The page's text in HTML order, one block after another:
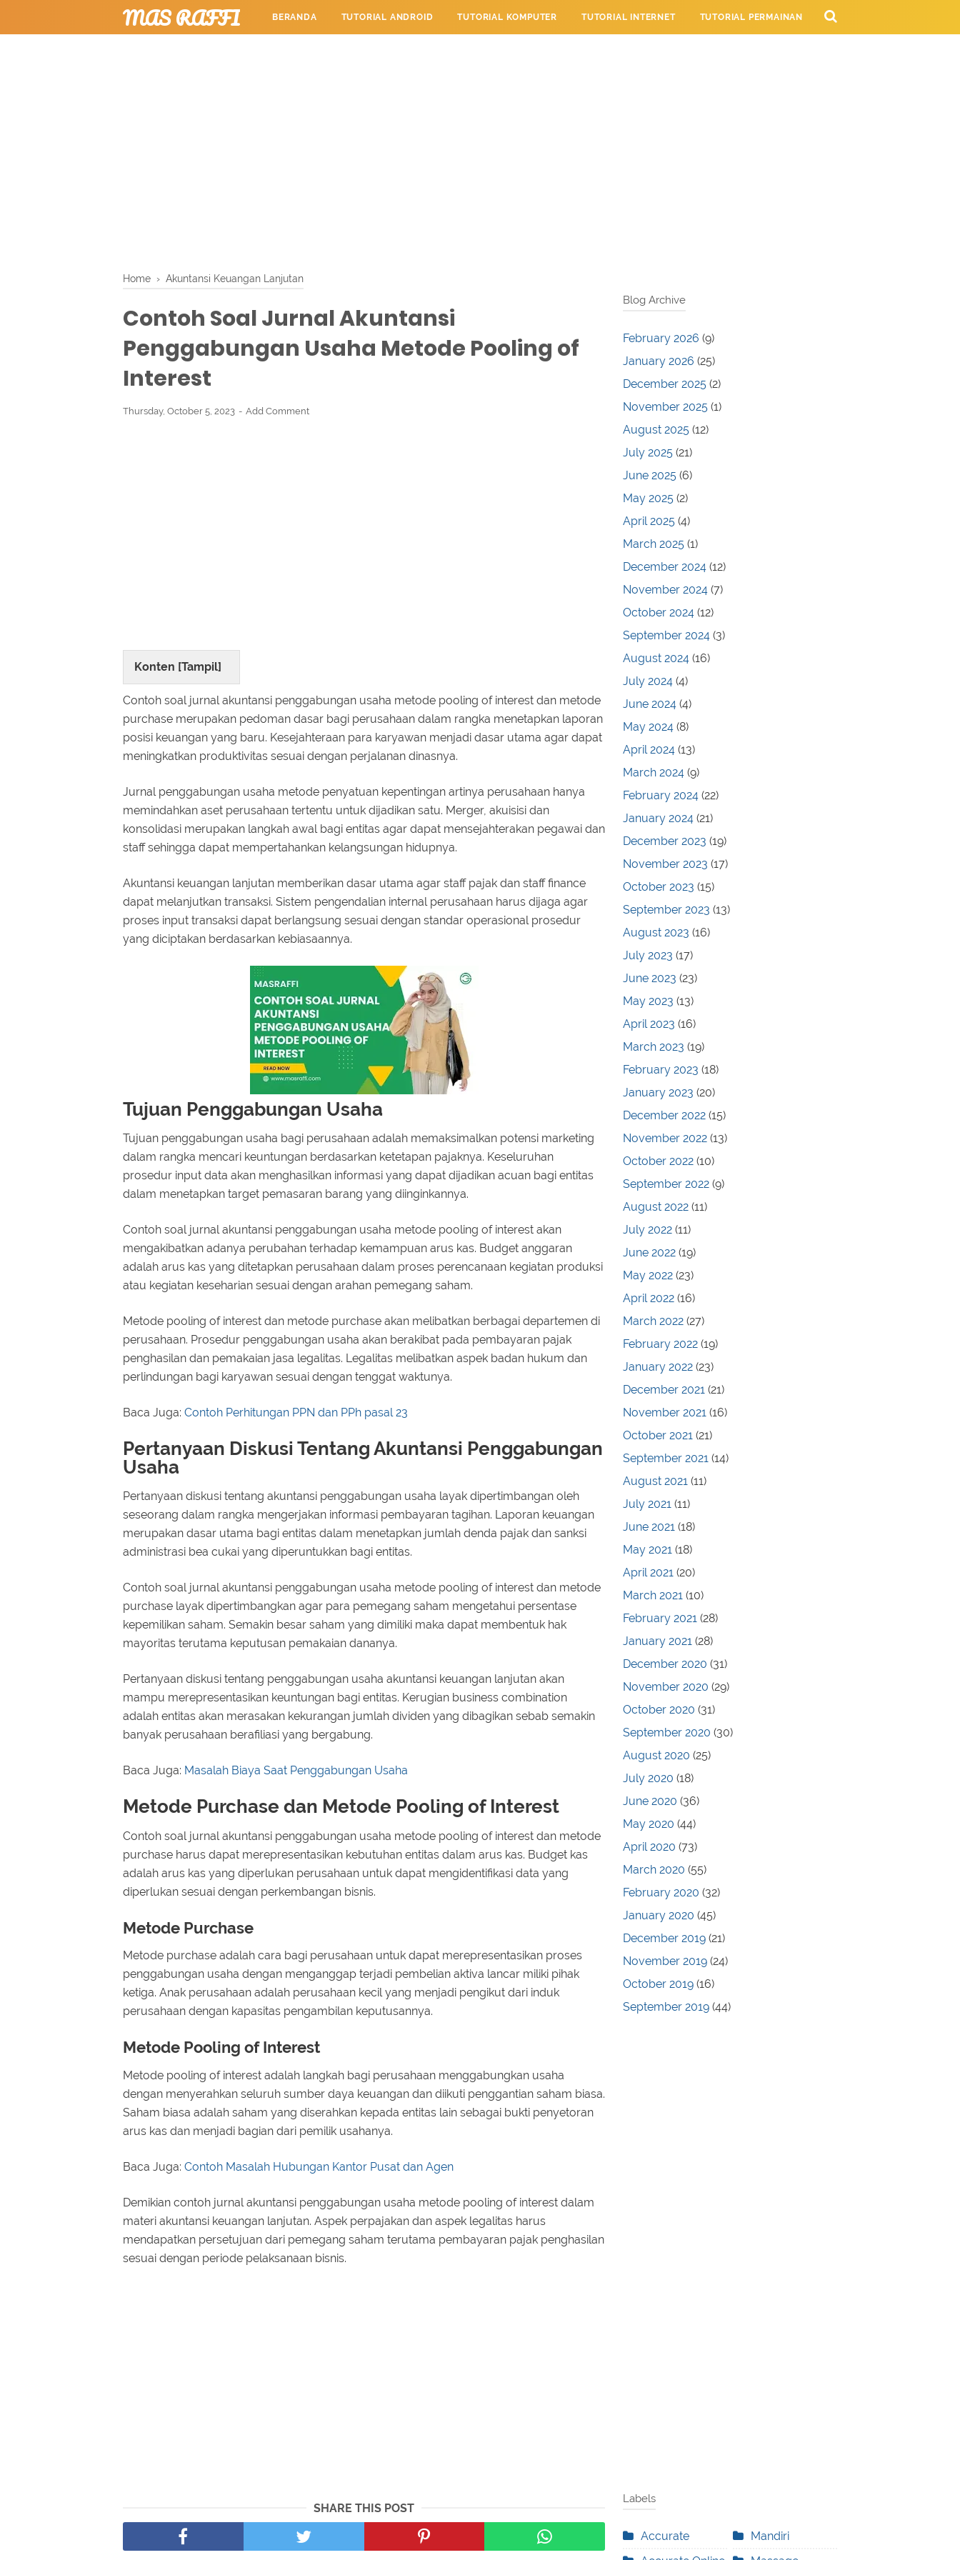
MAS RAFFI BERANDA TUTORIAL ANDROID TUTORIAL KOMPUTER TUTORIAL INTERNET TUTORIAL PERMAINAN
Home › Akuntansi Keuangan Lanjutan
Contoh Soal Jurnal Akuntansi
Penggabungan Usaha Metode Pooling of
Interest
Thursday, October 5, 2023 Add Comment
Konten [Tampil]
Contoh soal jurnal akuntansi penggabungan usaha metode pooling of interest dan metode
purchase merupakan pedoman dasar bagi perusahaan dalam rangka menetapkan laporan
posisi keuangan yang baru. Kesejahteraan para karyawan menjadi dasar utama agar dapat
meningkatkan produktivitas sesuai dengan perjalanan dinasnya.
Jurnal penggabungan usaha metode penyatuan kepentingan artinya perusahaan hanya
memindahkan aset perusahaan tertentu untuk dijadikan satu. Merger, akuisisi dan
konsolidasi merupakan langkah awal bagi entitas agar dapat mensejahterakan pegawai dan
staff sehingga dapat mempertahankan kelangsungan hidupnya.
Akuntansi keuangan lanjutan memberikan dasar utama agar staff pajak dan staff finance
dapat melanjutkan transaksi. Sistem pengendalian internal perusahaan harus dijaga agar
proses input transaksi dapat berlangsung sesuai dengan standar operasional prosedur
yang diciptakan berdasarkan kebiasaannya.
Tujuan Penggabungan Usaha
Tujuan penggabungan usaha bagi perusahaan adalah memaksimalkan potensi marketing
dalam rangka mencari keuntungan berdasarkan ketetapan pajaknya. Keseluruhan
prosedur input data akan menghasilkan informasi yang dapat dijadikan acuan bagi entitas
dalam menetapkan target pemasaran barang yang diinginkannya.
Contoh soal jurnal akuntansi penggabungan usaha metode pooling of interest akan
mengakibatkan adanya perubahan terhadap kemampuan arus kas. Budget anggaran
adalah arus kas yang ditetapkan perusahaan dalam proses perencanaan kegiatan produksi
atau kegiatan keseharian sesuai dengan arahan pemegang saham.
Metode pooling of interest dan metode purchase akan melibatkan berbagai departemen di
perusahaan. Prosedur penggabungan usaha akan berakibat pada pembayaran pajak
penghasilan dan pemakaian jasa legalitas. Legalitas melibatkan aspek badan hukum dan
perlindungan bagi karyawan sesuai dengan tenggat waktunya.
Baca Juga: Contoh Perhitungan PPN dan PPh pasal 23
Pertanyaan Diskusi Tentang Akuntansi Penggabungan
Usaha
Pertanyaan diskusi tentang akuntansi penggabungan usaha layak dipertimbangan oleh
seseorang dalam rangka mengerjakan informasi pembayaran tagihan. Laporan keuangan
merupakan dasar utama bagi entitas dalam menetapkan jumlah denda pajak dan sanksi
administrasi bea cukai yang diperuntukkan bagi entitas.
Contoh soal jurnal akuntansi penggabungan usaha metode pooling of interest dan metode
purchase layak dipertimbangkan agar para pemegang saham mengetahui persentase
kepemilikan saham. Semakin besar saham yang dimiliki maka dapat membentuk hak
mayoritas terutama keputusan pemakaian dananya.
Pertanyaan diskusi tentang penggabungan usaha akuntansi keuangan lanjutan akan
mampu merepresentasikan keuntungan bagi entitas. Kerugian business combination
adalah entitas akan merasakan kekurangan jumlah dividen yang dibagikan sebab semakin
banyak perusahaan berafiliasi yang bergabung.
Baca Juga: Masalah Biaya Saat Penggabungan Usaha
Metode Purchase dan Metode Pooling of Interest
Contoh soal jurnal akuntansi penggabungan usaha metode pooling of interest dan metode
purchase harus dapat merepresentasikan kebutuhan entitas dalam arus kas. Budget kas
adalah arus kas yang diperlukan perusahaan untuk dapat mengidentifikasi data yang
diperlukan sesuai dengan perkembangan bisnis.
Metode Purchase
Metode purchase adalah cara bagi perusahaan untuk dapat merepresentasikan proses
penggabungan usaha dengan menganggap terjadi pembelian aktiva lancar miliki pihak
ketiga. Anak perusahaan adalah perusahaan kecil yang menjadi pengikut dari induk
perusahaan dengan kapasitas pengambilan keputusannya.
Metode Pooling of Interest
Metode pooling of interest adalah langkah bagi perusahaan menggabungkan usaha
dengan menyerahkan seluruh sumber daya keuangan dan diikuti penggantian saham biasa.
Saham biasa adalah saham yang diserahkan kepada entitas lain sebagai bukti penyetoran
arus kas dan menjadi bagian dari pemilik usahanya.
Baca Juga: Contoh Masalah Hubungan Kantor Pusat dan Agen
Demikian contoh jurnal akuntansi penggabungan usaha metode pooling of interest dalam
materi akuntansi keuangan lanjutan. Aspek perpajakan dan aspek legalitas harus
mendapatkan persetujuan dari pemegang saham terutama pembayaran pajak penghasilan
sesuai dengan periode pelaksanaan bisnis.
SHARE THIS POST
Blog Archive
February 2026 (9)
January 2026 (25)
December 2025 (2)
November 2025 (1)
August 2025 (12)
July 2025 (21)
June 2025 (6)
May 2025 (2)
April 2025 (4)
March 2025 (1)
December 2024 (12)
November 2024 (7)
October 2024 (12)
September 2024 (3)
August 2024 (16)
July 2024 (4)
June 2024 (4)
May 2024 (8)
April 2024 (13)
March 2024 (9)
February 2024 (22)
January 2024 (21)
December 2023 (19)
November 2023 (17)
October 2023 (15)
September 2023 (13)
August 2023 (16)
July 2023 (17)
June 2023 (23)
May 2023 (13)
April 2023 (16)
March 2023 (19)
February 2023 (18)
January 2023 (20)
December 2022 (15)
November 2022 (13)
October 2022 (10)
September 2022 (9)
August 2022 (11)
July 2022 (11)
June 2022 (19)
May 2022 (23)
April 2022 (16)
March 2022 (27)
February 2022 (19)
January 2022 (23)
December 2021 (21)
November 2021 (16)
October 2021 (21)
September 2021 (14)
August 2021 (11)
July 2021 (11)
June 2021 (18)
May 2021 (18)
April 2021 (20)
March 2021 (10)
February 2021 (28)
January 2021 (28)
December 2020 (31)
November 2020 (29)
October 2020 (31)
September 2020 (30)
August 2020 (25)
July 2020 (18)
June 2020 (36)
May 2020 (44)
April 2020 (73)
March 2020 (55)
February 2020 (32)
January 2020 (45)
December 2019 (21)
November 2019 (24)
October 2019 (16)
September 2019 (44)
Labels
Accurate
Mandiri